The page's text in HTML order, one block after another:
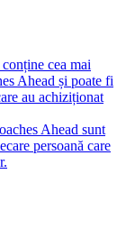
cea mai
Ahead și poate fi
au achiziționat
Ahead sunt
persoană care